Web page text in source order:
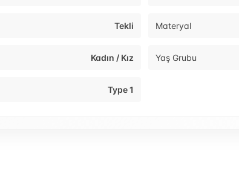
Tekli Materyal
Kadın / Kız Yaş Grubu
Type 1